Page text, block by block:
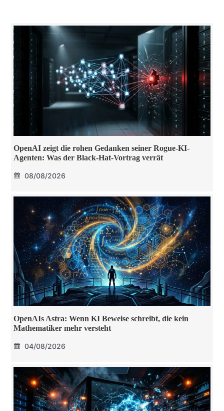
OpenAI zeigt die rohen Gedanken seiner Rogue-KI-
Agenten: Was der Black-Hat-Vortrag verrät
08/08/2026
OpenAIs Astra: Wenn KI Beweise schreibt, die kein
Mathematiker mehr versteht
04/08/2026